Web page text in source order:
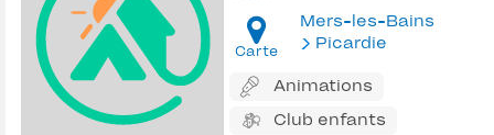
Carte
Mers-les-Bains
Picardie
Animations
Club enfants